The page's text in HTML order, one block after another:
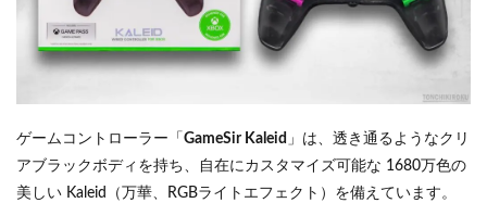
ゲームコントローラー「 GameSir Kaleid 」は、透き通るようなクリ
アブラックボディを持ち、自在にカスタマイズ可能な 1680万色の
美しい Kaleid（万華、RGBライトエフェクト）を備えています。